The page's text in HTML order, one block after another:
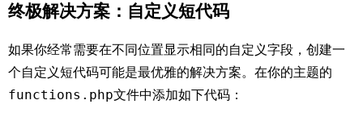
终极解决方案：自定义短代码
如果你经常需要在不同位置显示相同的自定义字段，创建一
个自定义短代码可能是最优雅的解决方案。在你的主题的
functions.php文件中添加如下代码：